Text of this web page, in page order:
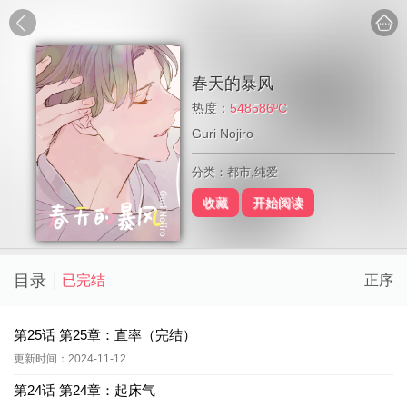
春天的暴风
热度： 548586ºC
Guri Nojiro
分类：都市,纯爱
收藏 开始阅读
目录 已完结 正序
第25话 第25章：直率（完结）
更新时间：2024-11-12
第24话 第24章：起床气